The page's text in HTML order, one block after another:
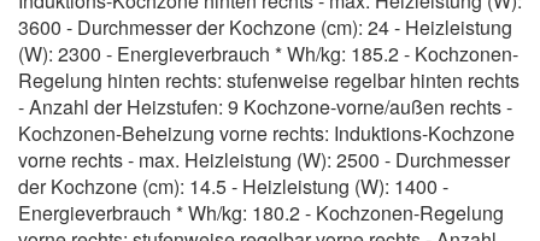
3600 - Durchmesser der Kochzone (cm): 24 - Heizleistung
(W): 2300 - Energieverbrauch * Wh/kg: 185.2 - Kochzonen-
Regelung hinten rechts: stufenweise regelbar hinten rechts
- Anzahl der Heizstufen: 9 Kochzone-vorne/außen rechts -
Kochzonen-Beheizung vorne rechts: Induktions-Kochzone
vorne rechts - max. Heizleistung (W): 2500 - Durchmesser
der Kochzone (cm): 14.5 - Heizleistung (W): 1400 -
Energieverbrauch * Wh/kg: 180.2 - Kochzonen-Regelung